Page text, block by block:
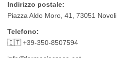
Indirizzo postale:
Piazza Aldo Moro, 41, 73051 Novoli
Telefono:
🇮🇹 +39-350-8507594